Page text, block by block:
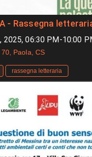
- Rassegna
2025, 06:30 PM-10:00
Paola, CS
rassegna letteraria